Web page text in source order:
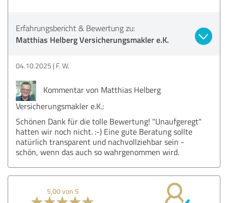
Erfahrungsbericht & Bewertung zu:
Matthias Helberg Versicherungsmakler e.K.
04.10.2025 F. W.
Kommentar von Matthias Helberg
Versicherungsmakler e.K.:
Schönen Dank für die tolle Bewertung! "Unaufgeregt"
hatten wir noch nicht. :-) Eine gute Beratung sollte
natürlich transparent und nachvollziehbar sein -
schön, wenn das auch so wahrgenommen wird.
5,00 von 5